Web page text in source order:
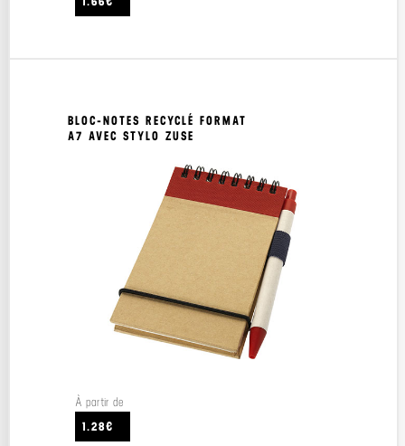
BLOC-NOTES RECYCLÉ FORMAT
A7 AVEC STYLO ZUSE
À partir de
1.28€